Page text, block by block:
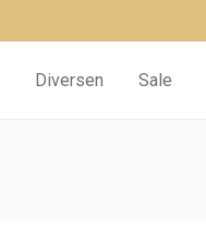
Diversen Sale